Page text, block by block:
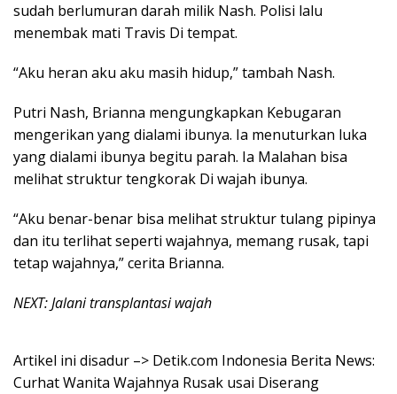
sudah berlumuran darah milik Nash. Polisi lalu
menembak mati Travis Di tempat.
“Aku heran aku aku masih hidup,” tambah Nash.
Putri Nash, Brianna mengungkapkan Kebugaran
mengerikan yang dialami ibunya. Ia menuturkan luka
yang dialami ibunya begitu parah. Ia Malahan bisa
melihat struktur tengkorak Di wajah ibunya.
“Aku benar-benar bisa melihat struktur tulang pipinya
dan itu terlihat seperti wajahnya, memang rusak, tapi
tetap wajahnya,” cerita Brianna.
NEXT: Jalani transplantasi wajah
Artikel ini disadur –> Detik.com Indonesia Berita News:
Curhat Wanita Wajahnya Rusak usai Diserang